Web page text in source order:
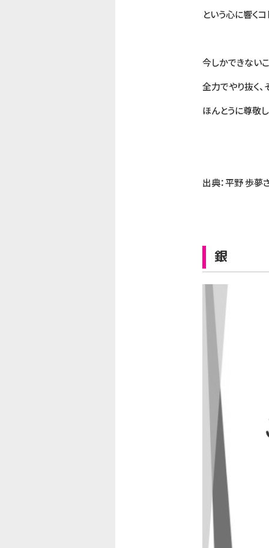
という心に響くコ
今しかできない
全力でやり抜く、
ほんとうに尊敬し
出典：平野 歩夢
銀